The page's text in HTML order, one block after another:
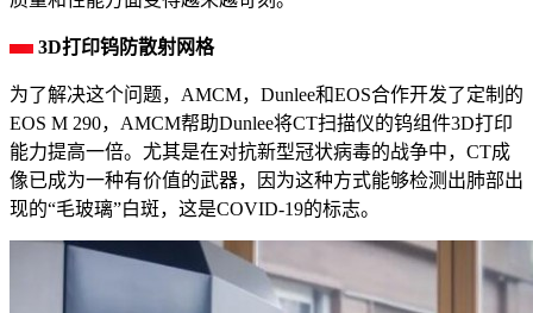
3D打印钨防散射网格
为了解决这个问题，AMCM，Dunlee和EOS合作开发了定制的
EOS M 290，AMCM帮助Dunlee将CT扫描仪的钨组件3D打印
能力提高一倍。尤其是在对抗新型冠状病毒的战争中，CT成
像已成为一种有价值的武器，因为这种方式能够检测出肺部出
现的“毛玻璃”白斑，这是COVID-19的标志。